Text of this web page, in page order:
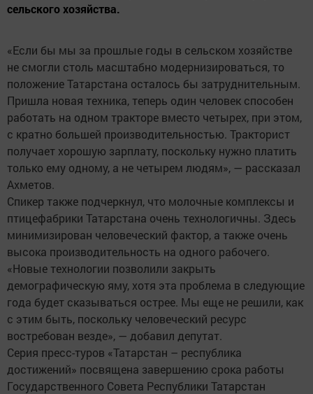
сельского хозяйства.
«Если бы мы за прошлые годы в сельском хозяйстве
не смогли столь масштабно модернизироваться, то
положение Татарстана осталось бы затруднительным.
Пришла новая техника, теперь один человек способен
работать на одном тракторе вместо четырех, при этом,
с кратно большей производительностью. Тракторист
получает хорошую зарплату, поскольку нужно платить
только ему одному, а не четырем людям», — рассказал
Ахметов.
Спикер также подчеркнул, что молочные комплексы и
птицефабрики Татарстана очень технологичны. Здесь
минимизирован человеческий фактор, а также очень
высока производительность на одного рабочего.
«Новые технологии позволили закрыть
демографическую яму, хотя эта проблема в следующие
года будет сказываться острее. Мы еще не решили, как
с этим быть, поскольку человеческий ресурс
востребован везде», — добавил депутат.
Серия пресс-туров «Татарстан – республика
достижений» посвящена завершению срока работы
Государственного Совета Республики Татарстан